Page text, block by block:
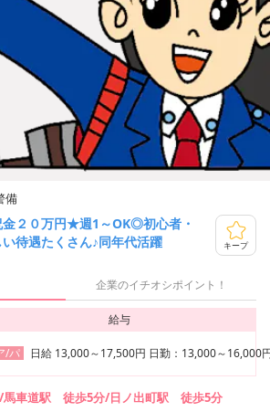
備
金２０万円★週1～OK◎初心者・
待遇たくさん♪同年代活躍
キープ
企業のイチオシポイント！
給与
/パ 日給 13,000～17,500円 日勤：13,000～
車道駅 徒歩5分/日ノ出町駅 徒歩5分